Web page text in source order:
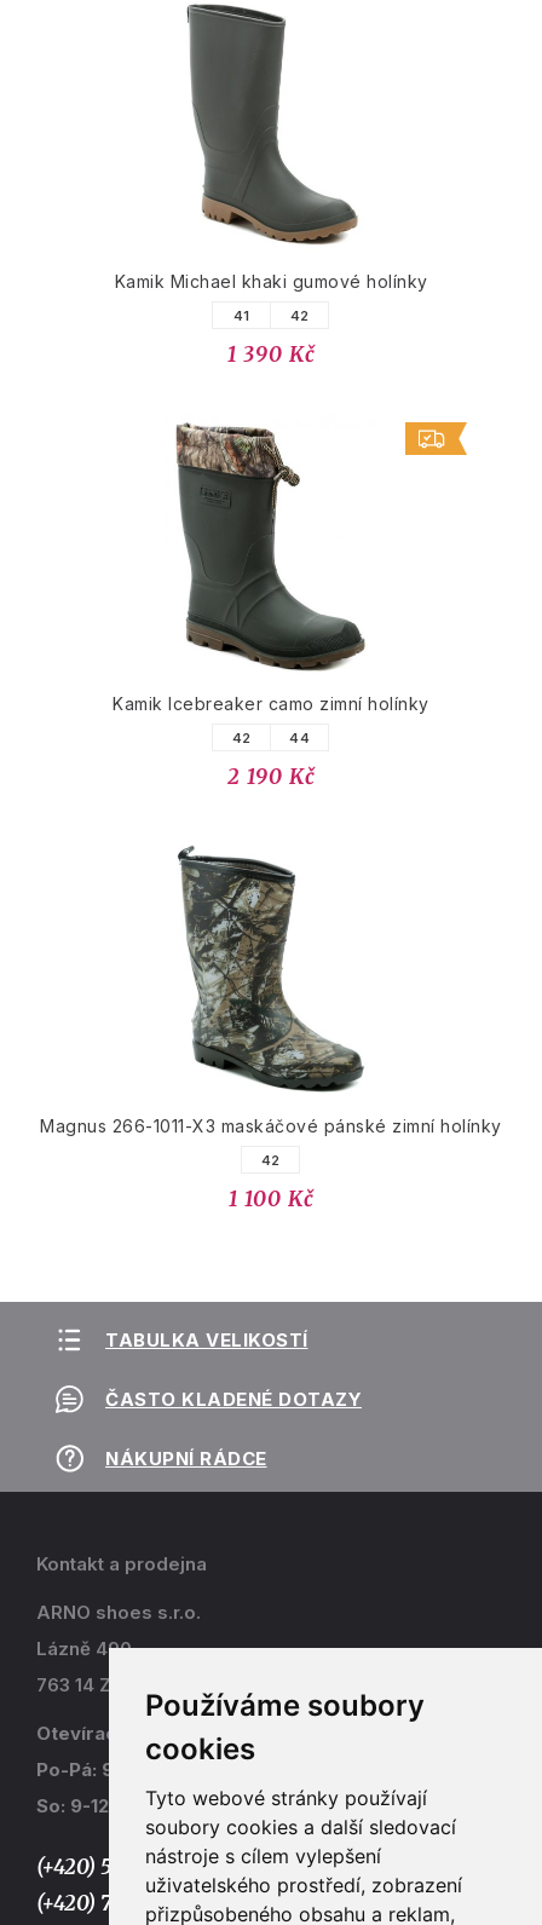
Používáme soubory
cookies
Tyto webové stránky používají
soubory cookies a další sledovací
nástroje s cílem vylepšení
uživatelského prostředí, zobrazení
přizpůsobeného obsahu a reklam,
Kamik Michael khaki gumové holínky
41 42
1 390 Kč
Kamik Icebreaker camo zimní holínky
42 44
2 190 Kč
Magnus 266-1011-X3 maskáčové pánské zimní holínky
42
1 100 Kč
TABULKA VELIKOSTÍ
ČASTO KLADENÉ DOTAZY
NÁKUPNÍ RÁDCE
Kontakt a prodejna
ARNO shoes s.r.o.
Lázně 490
763 14 Zlín - Kostelec
Otevírací doba
Po-Pá: 9-17
So: 9-12
(+420) 577 915 036,
(+420) 773 667 390